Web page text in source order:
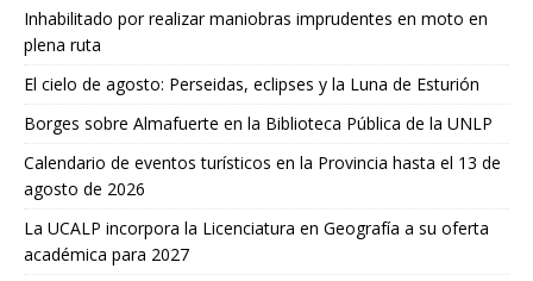
Inhabilitado por realizar maniobras imprudentes en moto en
plena ruta
El cielo de agosto: Perseidas, eclipses y la Luna de Esturión
Borges sobre Almafuerte en la Biblioteca Pública de la UNLP
Calendario de eventos turísticos en la Provincia hasta el 13 de
agosto de 2026
La UCALP incorpora la Licenciatura en Geografía a su oferta
académica para 2027